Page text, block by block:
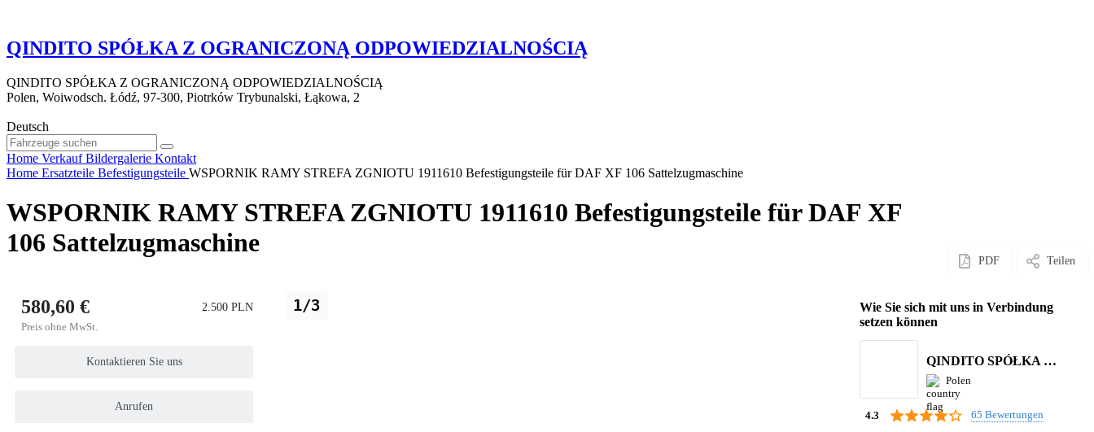
QINDITO SPÓŁKA Z OGRANICZONĄ ODPOWIEDZIALNOŚCIĄ
QINDITO SPÓŁKA Z OGRANICZONĄ ODPOWIEDZIALNOŚCIĄ
Polen, Woiwodsch. Łódź, 97-300, Piotrków Trybunalski, Łąkowa, 2
Deutsch
Home Verkauf Bildergalerie Kontakt
Home Ersatzteile Befestigungsteile WSPORNIK RAMY STREFA ZGNIOTU 1911610 Befestigungsteile für DAF XF 106 Sattelzugmaschine
WSPORNIK RAMY STREFA ZGNIOTU 1911610 Befestigungsteile für DAF XF
106 Sattelzugmaschine
PDF Teilen
1/3
580,60 €
Preis ohne MwSt.
2.500 PLN
Kontaktieren Sie uns
Anrufen
Wie Sie sich mit uns in Verbindung
setzen können
QINDITO SPÓŁKA Z OGRANICZONĄ ODPOWIEDZIALNOŚCIĄ
Polen
4.3 65 Bewertungen